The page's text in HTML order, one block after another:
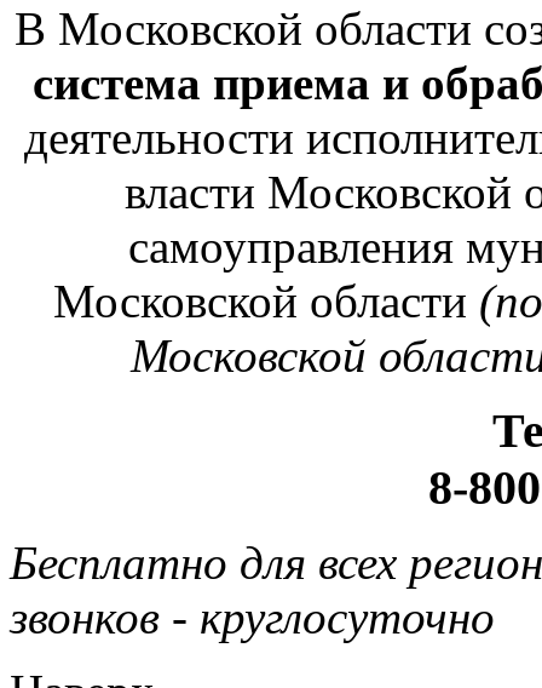
В Московской области
система приема и
деятельности
власти Московской
самоуправления
Московской области
Московской
8-
Бесплатно для всех
звонков - круглосуточно